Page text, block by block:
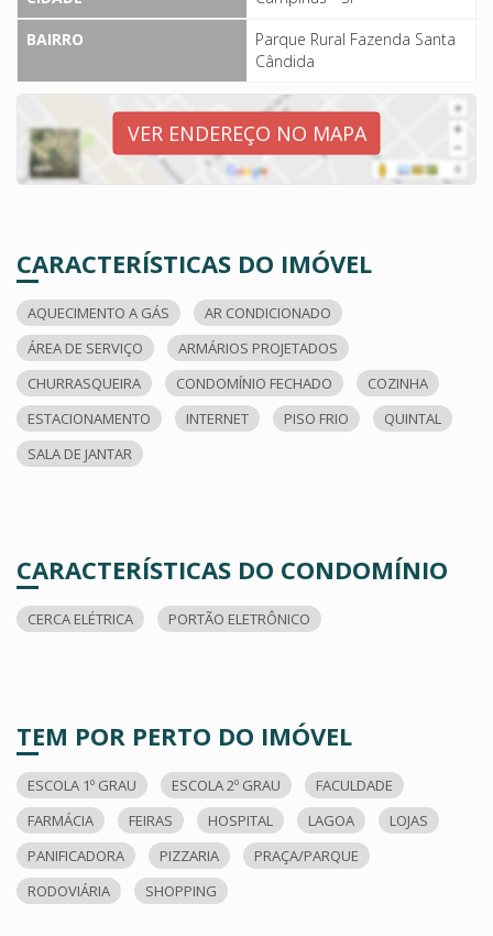
BAIRRO
Parque Rural Fazenda Santa
Cândida
VER ENDEREÇO NO MAPA
CARACTERÍSTICAS DO IMÓVEL
AQUECIMENTO A GÁS
AR CONDICIONADO
ÁREA DE SERVIÇO
ARMÁRIOS PROJETADOS
CHURRASQUEIRA
CONDOMÍNIO FECHADO
COZINHA
ESTACIONAMENTO
INTERNET PISO FRIO
QUINTAL
SALA DE JANTAR
CARACTERÍSTICAS DO CONDOMÍNIO
CERCA ELÉTRICA PORTÃO ELETRÔNICO
TEM POR PERTO DO IMÓVEL
ESCOLA 1º GRAU ESCOLA 2º GRAU
FACULDADE
FARMÁCIA
FEIRAS HOSPITAL LAGOA
LOJAS
PANIFICADORA
PIZZARIA
PRAÇA/PARQUE
RODOVIÁRIA
SHOPPING